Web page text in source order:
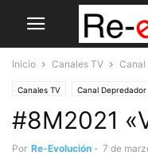
Inicio Canales TV Canal
Canales TV Canal Depredador
#8M2021
Por Re-Evolución - 7 de